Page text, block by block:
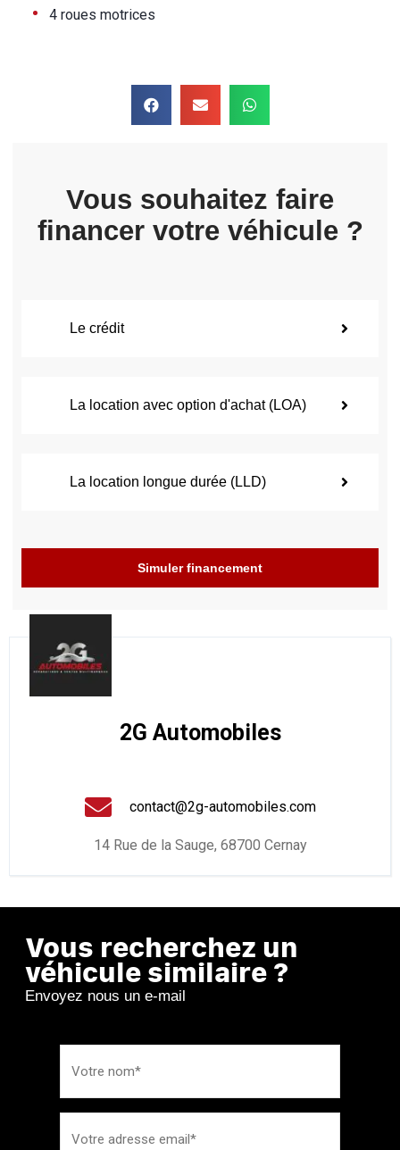
• 4 roues motrices
Vous souhaitez faire
financer votre véhicule ?
Le crédit
La location avec option d'achat (LOA)
La location longue durée (LLD)
Simuler financement
2G Automobiles
contact@2g-automobiles.com
14 Rue de la Sauge, 68700 Cernay
Vous recherchez un
véhicule similaire ?
Envoyez nous un e-mail